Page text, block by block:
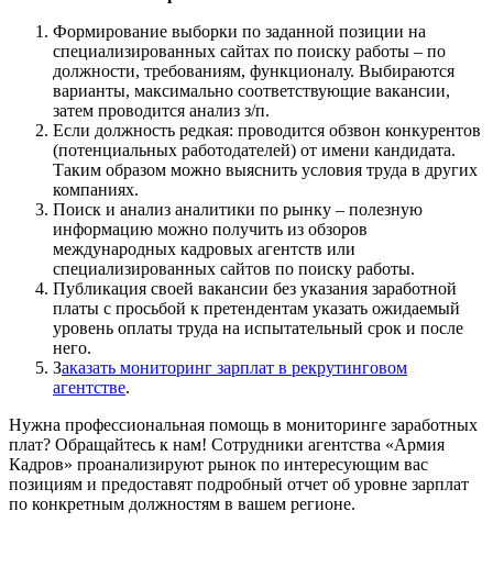
Формирование выборки по заданной позиции на
специализированных сайтах по поиску работы – по
должности, требованиям, функционалу. Выбираются
варианты, максимально соответствующие вакансии,
затем проводится анализ з/п.
Если должность редкая: проводится обзвон конкурентов
(потенциальных работодателей) от имени кандидата.
Таким образом можно выяснить условия труда в других
компаниях.
Поиск и анализ аналитики по рынку – полезную
информацию можно получить из обзоров
международных кадровых агентств или
специализированных сайтов по поиску работы.
Публикация своей вакансии без указания заработной
платы с просьбой к претендентам указать ожидаемый
уровень оплаты труда на испытательный срок и после
него.
Заказать мониторинг зарплат в рекрутинговом
агентстве.
Нужна профессиональная помощь в мониторинге заработных
плат? Обращайтесь к нам! Сотрудники агентства «Армия
Кадров» проанализируют рынок по интересующим вас
позициям и предоставят подробный отчет об уровне зарплат
по конкретным должностям в вашем регионе.